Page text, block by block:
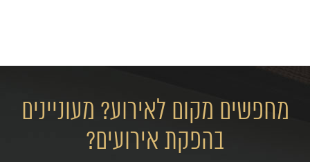
מחפשים מקום לאירוע? מעוניינים
בהפקת אירועים?